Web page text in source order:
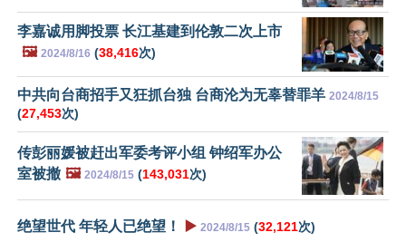
李嘉诚用脚投票 长江基建到伦敦二次上市
🖼️ 2024/8/16 (38,416次)
中共向台商招手又狂抓台独 台商沦为无辜替罪羊 2024/8/15
(27,453次)
传彭丽媛被赶出军委考评小组 钟绍军办公
室被撤 🖼️ 2024/8/15 (143,031次)
绝望世代 年轻人已绝望！ ▶️ 2024/8/15 (32,121次)